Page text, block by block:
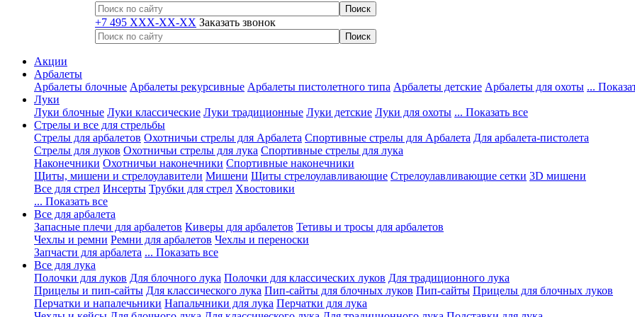
+7 495 XXX-XX-XX Заказать звонок
Акции
Арбалеты
Арбалеты блочные Арбалеты рекурсивные Арбалеты пистолетного типа Арбалеты детские Арбалеты для охоты ...
Луки
Луки блочные Луки классические Луки традиционные Луки детские Луки для охоты ... Показать все
Стрелы и все для стрельбы
Стрелы для арбалетов Охотничьи стрелы для Арбалета Спортивные стрелы для Арбалета Для арбалета-пистолета
Стрелы для луков Охотничьи стрелы для лука Спортивные стрелы для лука
Наконечники Охотничьи наконечники Спортивные наконечники
Щиты, мишени и стрелоулавители Мишени Щиты стрелоулавливающие Стрелоулавливающие сетки 3D мишени
Все для стрел Инсерты Трубки для стрел Хвостовики
... Показать все
Все для арбалета
Запасные плечи для арбалетов Киверы для арбалетов Тетивы и тросы для арбалетов
Чехлы и ремни Ремни для арбалетов Чехлы и переноски
Запчасти для арбалета ... Показать все
Все для лука
Полочки для луков Для блочного лука Полочки для классических луков Для традиционного лука
Прицелы и пип-сайты Для классического лука Пип-сайты для блочных луков Пип-сайты Прицелы для блочных луков
Перчатки и напалечьники Напальчники для лука Перчатки для лука